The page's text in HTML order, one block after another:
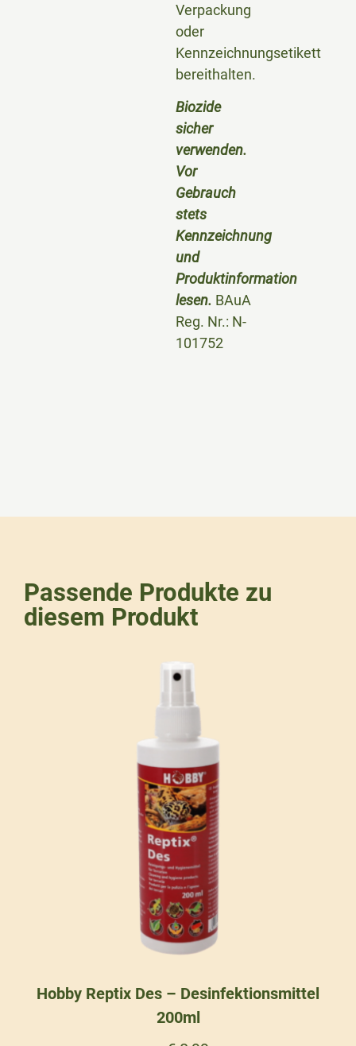
Verpackung
oder
Kennzeichnungsetikett
bereithalten.
Biozide
sicher
verwenden.
Vor
Gebrauch
stets
Kennzeichnung
und
Produktinformation
lesen. BAuA
Reg. Nr.: N-
101752
Passende Produkte zu
diesem Produkt
Hobby Reptix Des – Desinfektionsmittel
200ml